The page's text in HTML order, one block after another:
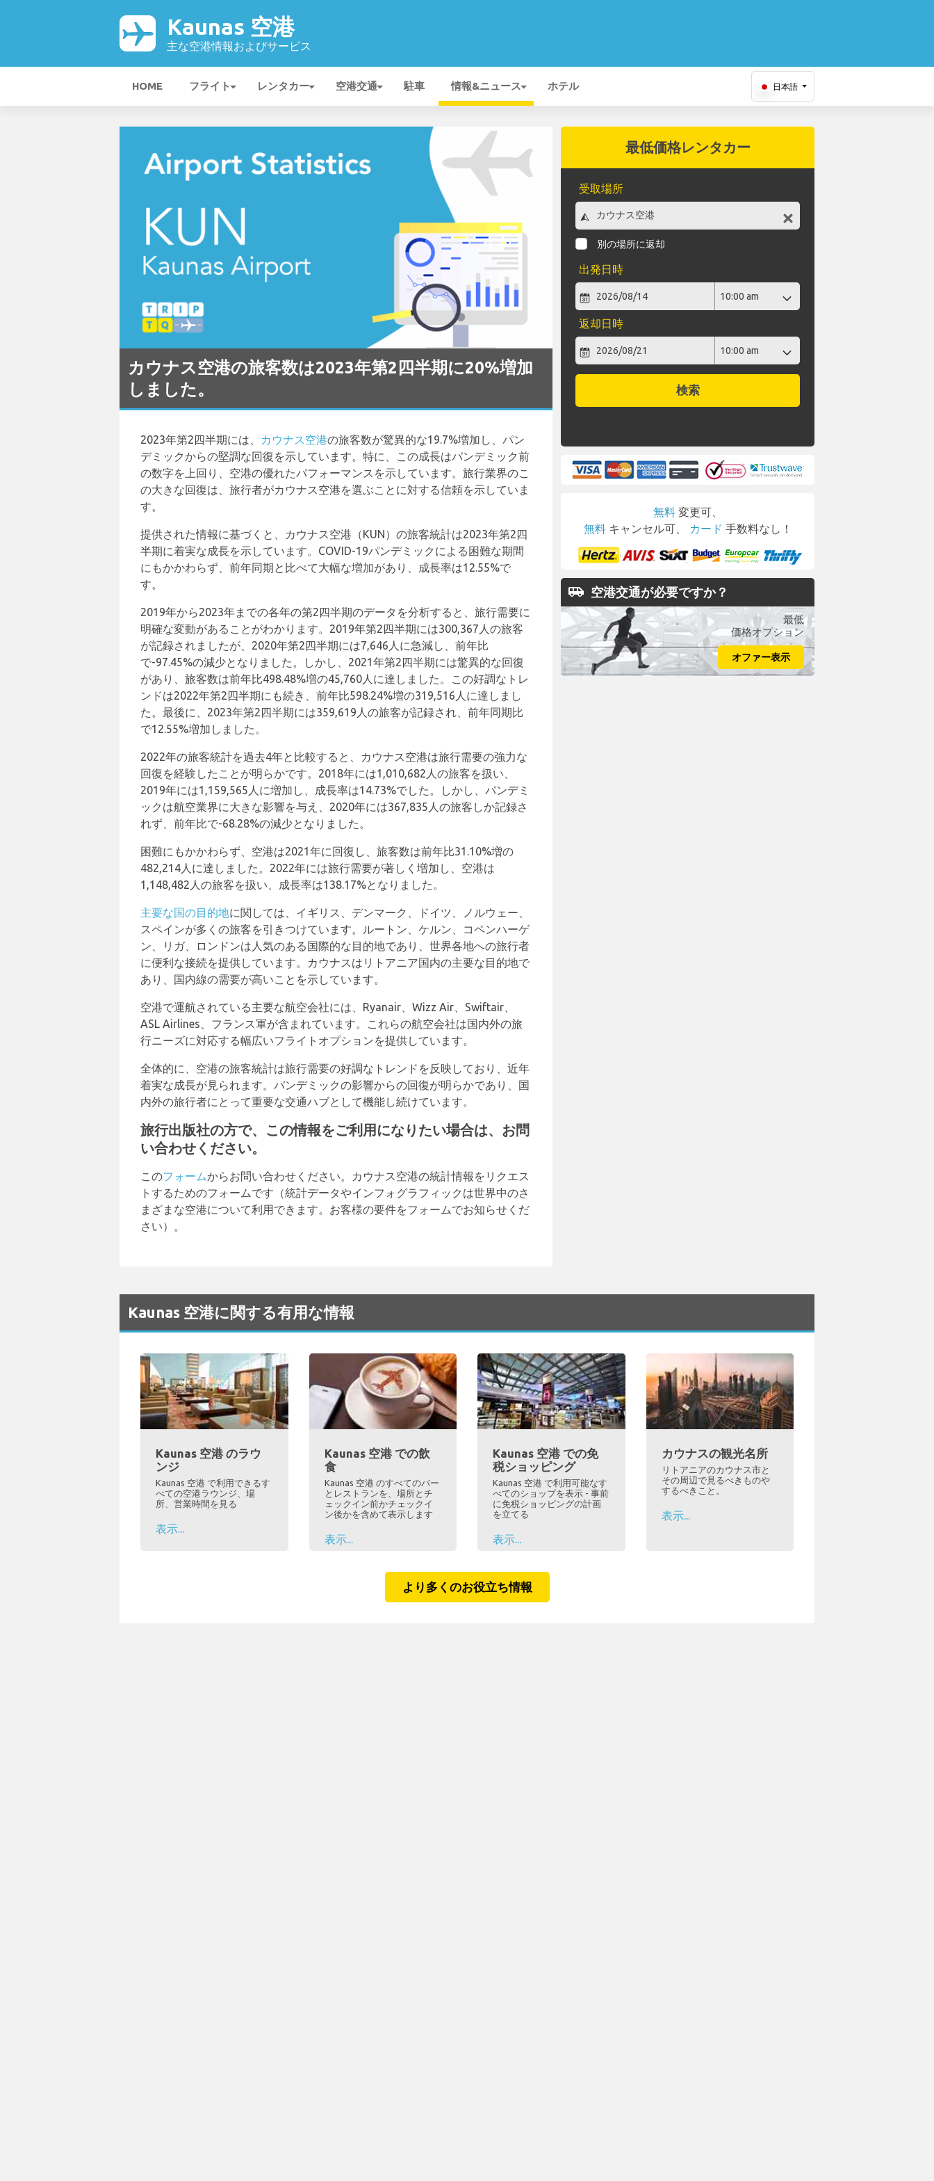
Kaunas 空港
主な空港情報およびサービス
HOME フライト レンタカー 空港交通 駐車 情報&ニュース ホテル 日本語
カウナス空港の旅客数は2023年第2四半期に20%増加
しました。
2023年第2四半期には、 カウナス空港の旅客数が驚異的な19.7%増加し、パン
デミックからの堅調な回復を示しています。特に、この成長はパンデミック前
の数字を上回り、空港の優れたパフォーマンスを示しています。旅行業界のこ
の大きな回復は、旅行者がカウナス空港を選ぶことに対する信頼を示していま
す。
提供された情報に基づくと、カウナス空港（KUN）の旅客統計は2023年第2四
半期に着実な成長を示しています。COVID-19パンデミックによる困難な期間
にもかかわらず、前年同期と比べて大幅な増加があり、成長率は12.55%で
す。
2019年から2023年までの各年の第2四半期のデータを分析すると、旅行需要に
明確な変動があることがわかります。2019年第2四半期には300,367人の旅客
が記録されましたが、2020年第2四半期には7,646人に急減し、前年比
で-97.45%の減少となりました。しかし、2021年第2四半期には驚異的な回復
があり、旅客数は前年比498.48%増の45,760人に達しました。この好調なトレ
ンドは2022年第2四半期にも続き、前年比598.24%増の319,516人に達しまし
た。最後に、2023年第2四半期には359,619人の旅客が記録され、前年同期比
で12.55%増加しました。
2022年の旅客統計を過去4年と比較すると、カウナス空港は旅行需要の強力な
回復を経験したことが明らかです。2018年には1,010,682人の旅客を扱い、
2019年には1,159,565人に増加し、成長率は14.73%でした。しかし、パンデミ
ックは航空業界に大きな影響を与え、2020年には367,835人の旅客しか記録さ
れず、前年比で-68.28%の減少となりました。
困難にもかかわらず、空港は2021年に回復し、旅客数は前年比31.10%増の
482,214人に達しました。2022年には旅行需要が著しく増加し、空港は
1,148,482人の旅客を扱い、成長率は138.17%となりました。
主要な国の目的地に関しては、イギリス、デンマーク、ドイツ、ノルウェー、
スペインが多くの旅客を引きつけています。ルートン、ケルン、コペンハーゲ
ン、リガ、ロンドンは人気のある国際的な目的地であり、世界各地への旅行者
に便利な接続を提供しています。カウナスはリトアニア国内の主要な目的地で
あり、国内線の需要が高いことを示しています。
空港で運航されている主要な航空会社には、Ryanair、Wizz Air、Swiftair、
ASL Airlines、フランス軍が含まれています。これらの航空会社は国内外の旅
行ニーズに対応する幅広いフライトオプションを提供しています。
全体的に、空港の旅客統計は旅行需要の好調なトレンドを反映しており、近年
着実な成長が見られます。パンデミックの影響からの回復が明らかであり、国
内外の旅行者にとって重要な交通ハブとして機能し続けています。
旅行出版社の方で、この情報をご利用になりたい場合は、お問
い合わせください。
このフォームからお問い合わせください。カウナス空港の統計情報をリクエス
トするためのフォームです（統計データやインフォグラフィックは世界中のさ
まざまな空港について利用できます。お客様の要件をフォームでお知らせくだ
さい）。
最低価格レンタカー
受取場所
別の場所に返却
出発日時
返却日時
検索
無料変更可、
無料キャンセル可、 カード 手数料なし！
airport_shuttle 空港交通が必要ですか？
最低
価格オプション
オファー表示
Kaunas 空港に関する有用な情報
Kaunas 空港 のラウ
ンジ
Kaunas 空港 で利用できるす
べての空港ラウンジ、場
所、営業時間を見る
表示...
Kaunas 空港 での飲
食
Kaunas 空港 のすべてのバー
とレストランを、場所とチ
ェックイン前かチェックイ
ン後かを含めて表示します
表示...
Kaunas 空港 での免
税ショッピング
Kaunas 空港 で利用可能なす
べてのショップを表示 - 事前
に免税ショッピングの計画
を立てる
表示...
カウナスの観光名所
リトアニアのカウナス市と
その周辺で見るべきものや
するべきこと。
表示...
より多くのお役立ち情報